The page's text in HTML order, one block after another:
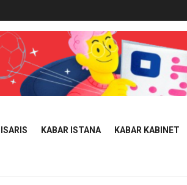
KABAR ISTANA KABAR KABINET